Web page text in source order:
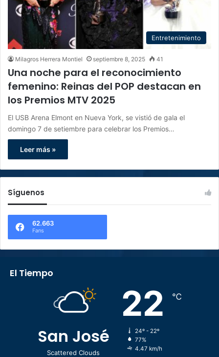
Entretenimiento
Milagros Herrera Montiel septiembre 8, 2025 41
Una noche para el reconocimiento
femenino: Reinas del POP destacan en
los Premios MTV 2025
El USB Arena Elmont en Nueva York, se vistió de gala el
domingo 7 de setiembre para celebrar los Premios…
Leer más »
Síguenos
62.663
Fans
El Tiempo
San José
Scattered Clouds
22 ℃
24º - 22º
77%
4.47 km/h